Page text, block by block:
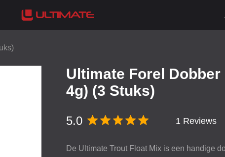
Ultimate Forel Dobber
4g) (3 Stuks)
5.0 1 Reviews
De Ultimate Trout Float Mix is een handige